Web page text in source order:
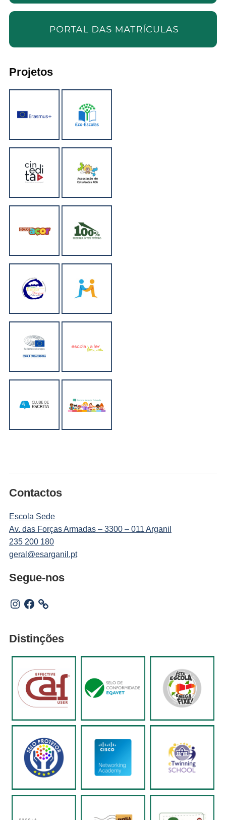
Projetos
Contactos
Escola Sede
Av. das Forças Armadas – 3300 – 011 Arganil
235 200 180
geral@esarganil.pt
Segue-nos
Instagram
Facebook
Distinções